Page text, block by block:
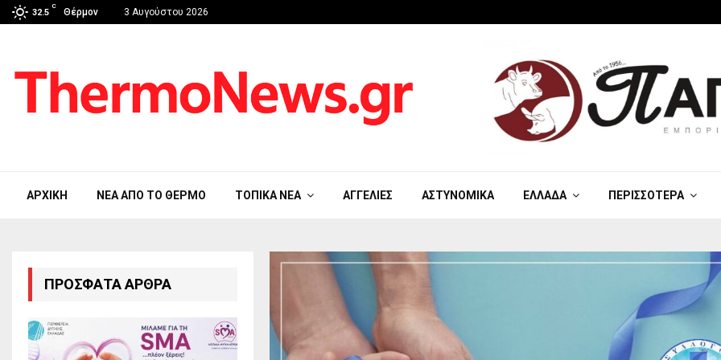
32.5
C
Θέρμον 3 Αυγούστου 2026
ΑΡΧΙΚΉ ΝΈΑ ΑΠΟ ΤΟ ΘΈΡΜΟ ΤΟΠΙΚΆ ΝΈΑ ΑΓΓΕΛΊΕΣ ΑΣΤΥΝΟΜΙΚΆ ΕΛΛΆΔΑ ΠΕΡΙΣΣΌΤΕΡΑ
ΠΡΌΣΦΑΤΑ ΆΡΘΡΑ